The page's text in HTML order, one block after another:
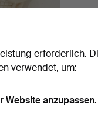
SKULL
erforderlich.
verwendet, um:
Website anzupassen.